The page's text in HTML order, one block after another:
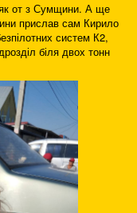
як от з Сумщини. А ще
прислав сам Кирило
систем К2,
біля двох тонн